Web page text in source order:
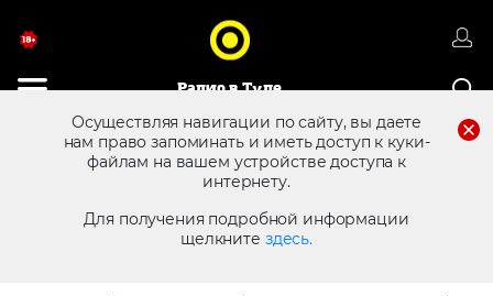
Радио в Туле
Осуществляя навигации по сайту, вы даете
нам право запоминать и иметь доступ к куки-
файлам на вашем устройстве доступа к
интернету.
Для получения подробной информации
щелкните здесь.
8 (4872) 250 470 Реклама в эфире